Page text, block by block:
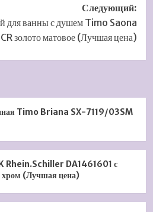
Следующий:
для ванны с душем Timo Saona
золото матовое (Лучшая цена)
Timo Briana SX-7119/03SM
Rhein.Schiller DA1461601 с
хром (Лучшая цена)